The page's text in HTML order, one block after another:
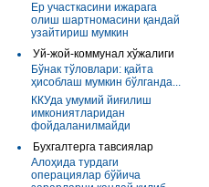
Ер участкасини ижарага
олиш шартномасини қандай
узайтириш мумкин
Уй-жой-коммунал хўжалиги
Бўнак тўловлари: қайта
ҳисоблаш мумкин бўлганда...
ККУда умумий йиғилиш
имкониятларидан
фойдаланилмайди
Бухгалтерга тавсиялар
Алоҳида турдаги
операциялар бўйича